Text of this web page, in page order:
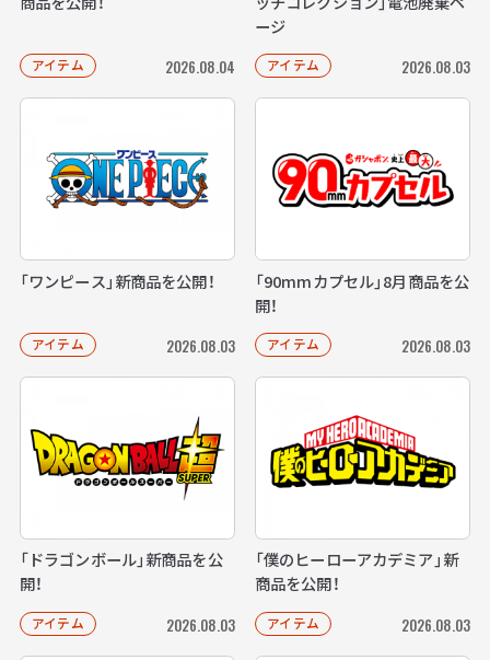
アイテム 2026.08.04
ージ
アイテム 2026.08.03
「ワンピース」新商品を公開！
アイテム 2026.08.03
「90mmカプセル」8月商品を公
開！
アイテム 2026.08.03
「ドラゴンボール」新商品を公
開！
アイテム 2026.08.03
「僕のヒーローアカデミア」新
商品を公開！
アイテム 2026.08.03